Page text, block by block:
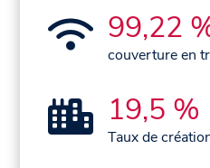
99,22
couverture en
19,5 %
Taux de